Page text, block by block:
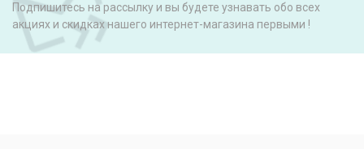
Подпишитесь на рассылку и вы будете узнавать обо всех
акциях и скидках нашего интернет-магазина первыми !